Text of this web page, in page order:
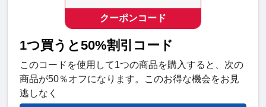
クーポンコード
1つ買うと50%割引コード
このコードを使用して1つの商品を購入すると、次の
商品が50％オフになります。このお得な機会をお見
逃しなく